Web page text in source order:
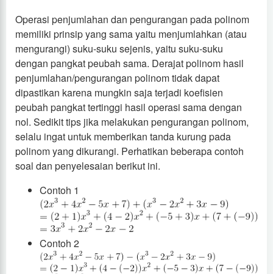
Operasi penjumlahan dan pengurangan pada polinom
memiliki prinsip yang sama yaitu menjumlahkan (atau
mengurangi) suku-suku sejenis, yaitu suku-suku
dengan pangkat peubah sama. Derajat polinom hasil
penjumlahan/pengurangan polinom tidak dapat
dipastikan karena mungkin saja terjadi koefisien
peubah pangkat tertinggi hasil operasi sama dengan
nol. Sedikit tips jika melakukan pengurangan polinom,
selalu ingat untuk memberikan tanda kurung pada
polinom yang dikurangi. Perhatikan beberapa contoh
soal dan penyelesaian berikut ini.
Contoh 1
Contoh 2